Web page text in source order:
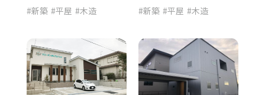
新築 平屋 木造 新築 平屋 木造